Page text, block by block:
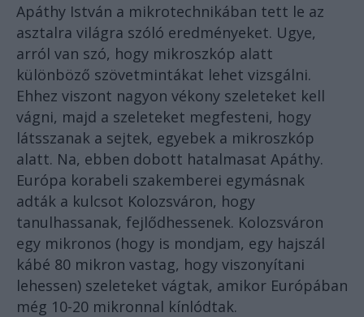
Apáthy István a mikrotechnikában tett le az
asztalra világra szóló eredményeket. Ugye,
arról van szó, hogy mikroszkóp alatt
különböző szövetmintákat lehet vizsgálni.
Ehhez viszont nagyon vékony szeleteket kell
vágni, majd a szeleteket megfesteni, hogy
látsszanak a sejtek, egyebek a mikroszkóp
alatt. Na, ebben dobott hatalmasat Apáthy.
Európa korabeli szakemberei egymásnak
adták a kulcsot Kolozsváron, hogy
tanulhassanak, fejlődhessenek. Kolozsváron
egy mikronos (hogy is mondjam, egy hajszál
kábé 80 mikron vastag, hogy viszonyítani
lehessen) szeleteket vágtak, amikor Európában
még 10-20 mikronnal kínlódtak.